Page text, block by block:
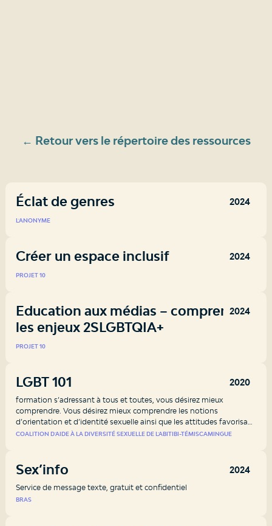
← Retour vers le répertoire des ressources
2024
Éclat de genres
L'ANONYME
2024
Créer un espace inclusif
PROJET 10
2024
Education aux médias – comprendre
les enjeux 2SLGBTQIA+
PROJET 10
2020
LGBT 101
formation s’adressant à tous et toutes, vous désirez mieux
comprendre. Vous désirez mieux comprendre les notions
d’orientation et d’identité sexuelle ainsi que les attitudes favorisant
l’inclusion des personnes LGBTQ+? Cette formation répondra à vos
COALITION D'AIDE À LA DIVERSITÉ SEXUELLE DE L'ABITIBI-TÉMISCAMINGUE
2024
Sex’info
Service de message texte, gratuit et confidentiel
BRAS